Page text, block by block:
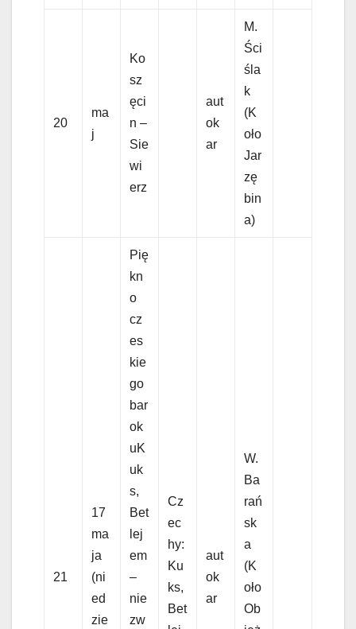
20
ma
j
Ko
sz
ęci
n –
Sie
wi
erz
aut
ok
ar
M.
Ści
śla
k
(K
oło
Jar
zę
bin
a)
21
17
ma
ja
(ni
ed
zie
Pię
kn
o
cz
es
kie
go
bar
ok
uK
uk
s,
Bet
lej
em
–
nie
zw
Cz
ec
hy:
Ku
ks,
Bet
aut
ok
ar
W.
Ba
rań
sk
a
(K
oło
Ob